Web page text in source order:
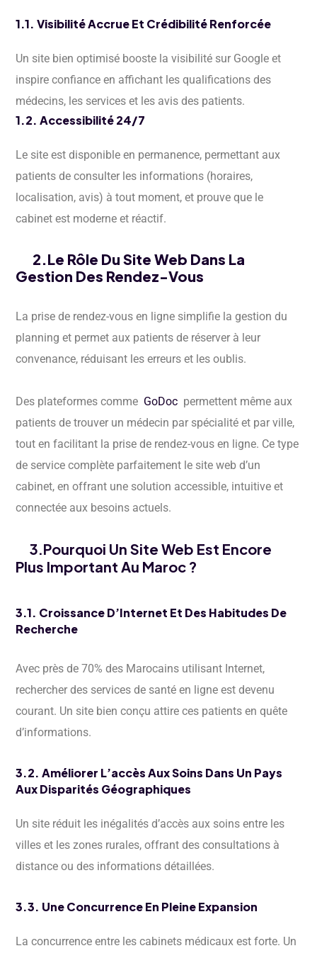
1.1. Visibilité Accrue Et Crédibilité Renforcée
Un site bien optimisé booste la visibilité sur Google et
inspire confiance en affichant les qualifications des
médecins, les services et les avis des patients.
1.2. Accessibilité 24/7
Le site est disponible en permanence, permettant aux
patients de consulter les informations (horaires,
localisation, avis) à tout moment, et prouve que le
cabinet est moderne et réactif.
2.Le Rôle Du Site Web Dans La
Gestion Des Rendez-Vous
La prise de rendez-vous en ligne simplifie la gestion du
planning et permet aux patients de réserver à leur
convenance, réduisant les erreurs et les oublis.
Des plateformes comme GoDoc permettent même aux
patients de trouver un médecin par spécialité et par ville,
tout en facilitant la prise de rendez-vous en ligne. Ce type
de service complète parfaitement le site web d’un
cabinet, en offrant une solution accessible, intuitive et
connectée aux besoins actuels.
3.Pourquoi Un Site Web Est Encore
Plus Important Au Maroc ?
3.1. Croissance D’Internet Et Des Habitudes De
Recherche
Avec près de 70% des Marocains utilisant Internet,
rechercher des services de santé en ligne est devenu
courant. Un site bien conçu attire ces patients en quête
d’informations.
3.2. Améliorer L’accès Aux Soins Dans Un Pays
Aux Disparités Géographiques
Un site réduit les inégalités d’accès aux soins entre les
villes et les zones rurales, offrant des consultations à
distance ou des informations détaillées.
3.3. Une Concurrence En Pleine Expansion
La concurrence entre les cabinets médicaux est forte. Un